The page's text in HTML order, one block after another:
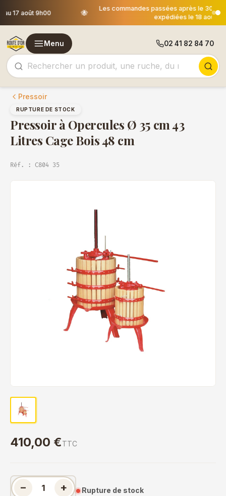
🐝
Les commandes passées après le 30 juillet 12h00 seront
expédiées le 18 août
Menu 02 41 82 84 70
Pressoir
RUPTURE DE STOCK
Pressoir à Opercules Ø 35 cm 43
Litres Cage Bois 48 cm
Réf. : C804 35
410,00 €TTC
− + Rupture de stock